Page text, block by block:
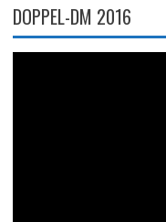
DOPPEL-DM 2016